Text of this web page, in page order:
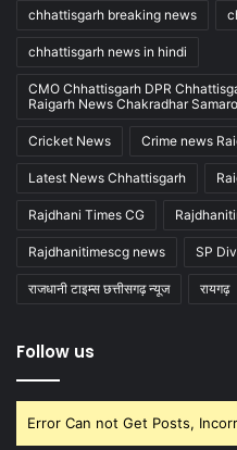
chhattisgarh breaking news
chhattisgarh news in hindi
CMO Chhattisgarh DPR
Raigarh News Chakradhar
Cricket News Crime news
Latest News Chhattisgarh
Rajdhani Times CG
Rajdhanitimescg news SP
राजधानी टाइम्स छत्तीसगढ़ न्यूज रायगढ़
Follow us
Error Can not Get Posts,